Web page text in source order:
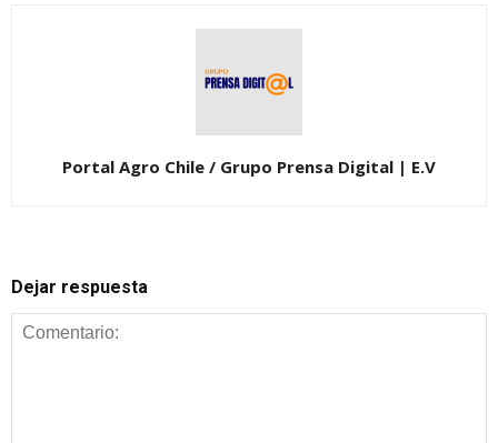
Portal Agro Chile / Grupo Prensa Digital | E.V
Dejar respuesta